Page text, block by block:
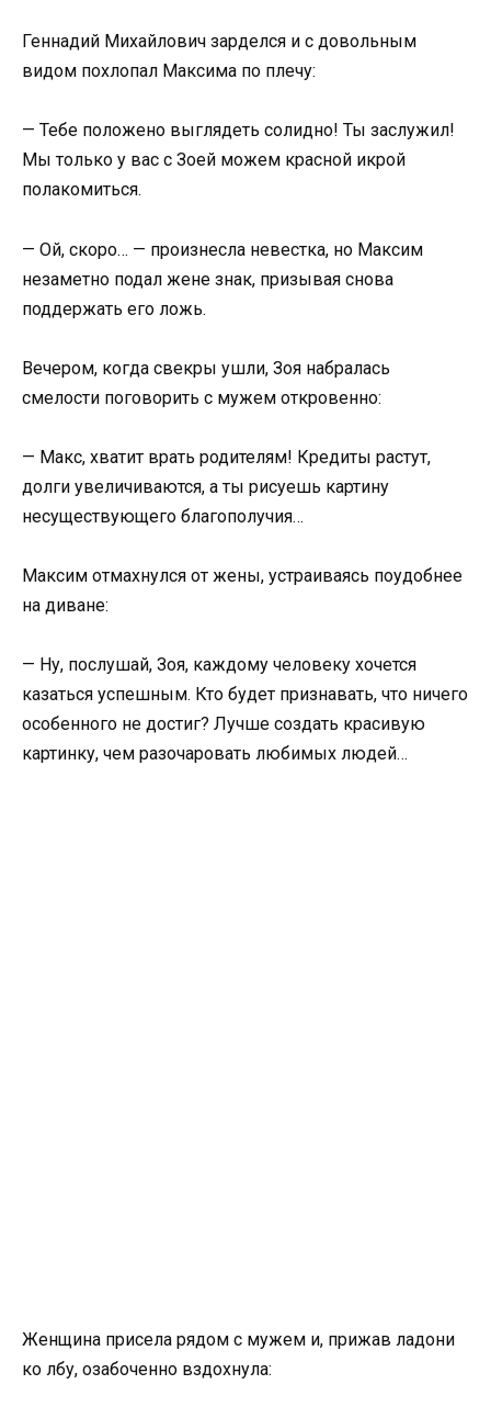
Геннадий Михайлович зарделся и с довольным
видом похлопал Максима по плечу:
— Тебе положено выглядеть солидно! Ты заслужил!
Мы только у вас с Зоей можем красной икрой
полакомиться.
— Ой, скоро… — произнесла невестка, но Максим
незаметно подал жене знак, призывая снова
поддержать его ложь.
Вечером, когда свекры ушли, Зоя набралась
смелости поговорить с мужем откровенно:
— Макс, хватит врать родителям! Кредиты растут,
долги увеличиваются, а ты рисуешь картину
несуществующего благополучия…
Максим отмахнулся от жены, устраиваясь поудобнее
на диване:
— Ну, послушай, Зоя, каждому человеку хочется
казаться успешным. Кто будет признавать, что ничего
особенного не достиг? Лучше создать красивую
картинку, чем разочаровать любимых людей…
Женщина присела рядом с мужем и, прижав ладони
ко лбу, озабоченно вздохнула: